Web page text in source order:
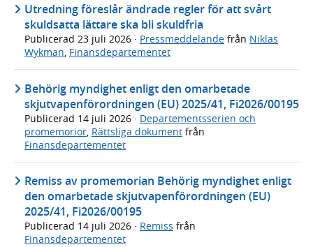
Utredning föreslår ändrade regler för att svårt
skuldsatta lättare ska bli skuldfria
Publicerad 23 juli 2026 · Pressmeddelande från Niklas
Wykman, Finansdepartementet
Behörig myndighet enligt den omarbetade
skjutvapenförordningen (EU) 2025/41, Fi2026/00195
Publicerad 14 juli 2026 · Departementsserien och
promemorior Rättsliga dokument från
Finansdepartementet
Remiss av promemorian Behörig myndighet enligt
den omarbetade skjutvapenförordningen (EU)
2025/41, Fi2026/00195
Publicerad 14 juli 2026 · Remiss från
Finansdepartementet